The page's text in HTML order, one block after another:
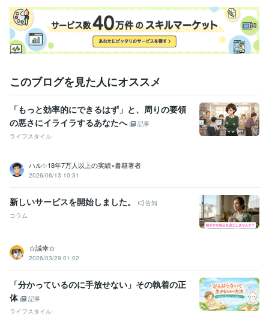
得意分野
悩み相談・カウンセリング ヒーリング、波動整体
ヒーリング 健康 波動整体 恋愛 子宝 ビジネス運 幸運
占い チャネリング
このブログを見た人にオススメ
「もっと効率的にできるはず」と、周りの要領
の悪さにイライラするあなたへ
記事
ライフスタイル
ハル✨18年7万人以上の実績×書籍著者
2026/06/13 10:31
新しいサービスを開始しました。
告知
コラム
☆誠幸☆
2026/03/29 01:02
「分かっているのに手放せない」その執着の正
体
記事
ライフスタイル